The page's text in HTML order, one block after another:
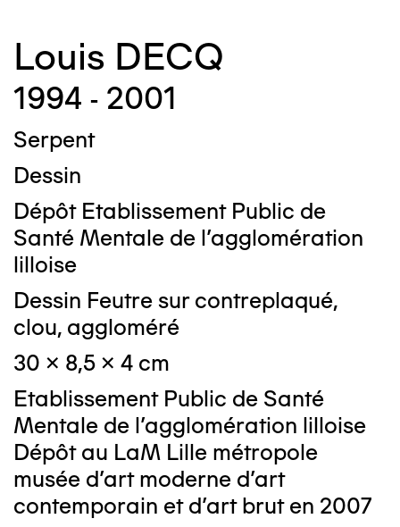
Louis DECQ
1994 - 2001
Serpent
Dessin
Dépôt Etablissement Public de
Santé Mentale de l'agglomération
lilloise
Dessin Feutre sur contreplaqué,
clou, aggloméré
30 x 8,5 x 4 cm
Etablissement Public de Santé
Mentale de l'agglomération lilloise
Dépôt au LaM Lille métropole
musée d’art moderne d’art
contemporain et d’art brut en 2007